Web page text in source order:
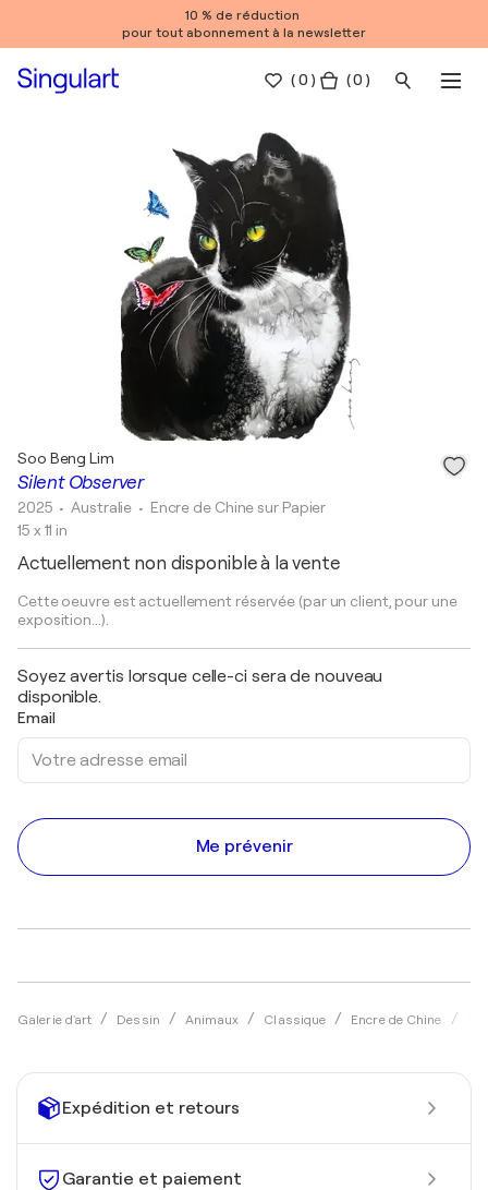
10 % de réduction
pour tout abonnement à la newsletter
(0 ) ( 0 )
Galerie d'art Dessin Animaux Classique Encre de Chine
Silent Observer
Soo Beng Lim
2025 • Australie • Encre de Chine sur Papier
15 x 11 in
Actuellement non disponible à la vente
Cette oeuvre est actuellement réservée (par un client, pour une
exposition...).
Soyez avertis lorsque celle-ci sera de nouveau
disponible.
Email
Me prévenir
Expédition et retours
Garantie et paiement